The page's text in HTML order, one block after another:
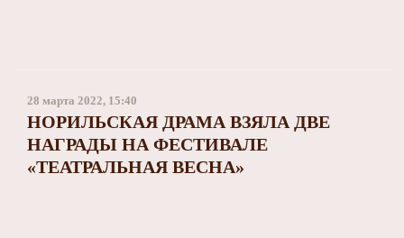
28 марта 2022, 15:40
НОРИЛЬСКАЯ ДРАМА ВЗЯЛА ДВЕ
НАГРАДЫ НА ФЕСТИВАЛЕ
«ТЕАТРАЛЬНАЯ ВЕСНА»